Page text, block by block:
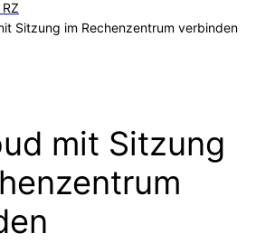
Sitzung im Rechenzentrum verbinden
mit Sitzung